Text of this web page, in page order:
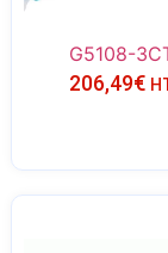
G5108-
206,49€